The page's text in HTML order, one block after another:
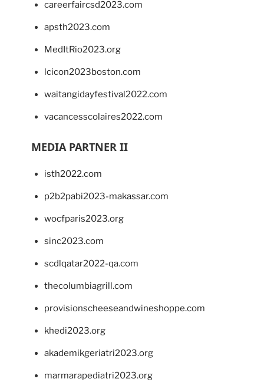
careerfaircsd2023.com
apsth2023.com
MedItRio2023.org
lcicon2023boston.com
waitangidayfestival2022.com
vacancesscolaires2022.com
MEDIA PARTNER II
isth2022.com
p2b2pabi2023-makassar.com
wocfparis2023.org
sinc2023.com
scdlqatar2022-qa.com
thecolumbiagrill.com
provisionscheeseandwineshoppe.com
khedi2023.org
akademikgeriatri2023.org
marmarapediatri2023.org